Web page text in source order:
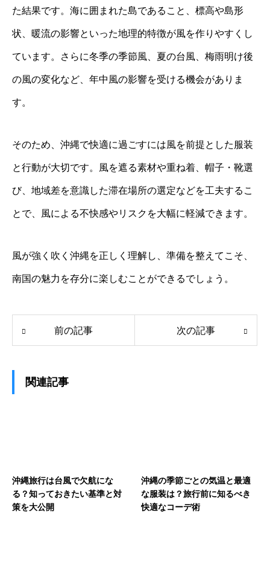
た結果です。海に囲まれた島であること、標高や島形
状、暖流の影響といった地理的特徴が風を作りやすくし
ています。さらに冬季の季節風、夏の台風、梅雨明け後
の風の変化など、年中風の影響を受ける機会がありま
す。
そのため、沖縄で快適に過ごすには風を前提とした服装
と行動が大切です。風を遮る素材や重ね着、帽子・靴選
び、地域差を意識した滞在場所の選定などを工夫するこ
とで、風による不快感やリスクを大幅に軽減できます。
風が強く吹く沖縄を正しく理解し、準備を整えてこそ、
南国の魅力を存分に楽しむことができるでしょう。
前の記事 次の記事
関連記事
沖縄旅行は台風で欠航にな
る？知っておきたい基準と対
策を大公開
沖縄の季節ごとの気温と最適
な服装は？旅行前に知るべき
快適なコーデ術